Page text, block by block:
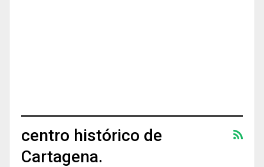
centro histórico de
Cartagena.